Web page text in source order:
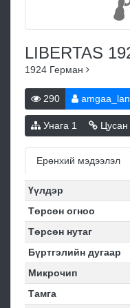
LIBERTAS
1924 Герман
290
Унага 1 Цусан
Ерөнхий мэдээлэл
Үүлдэр
Төрсөн огноо
Төрсөн нутаг
Бүртгэлийн дугаар
Микрочип
Тамга